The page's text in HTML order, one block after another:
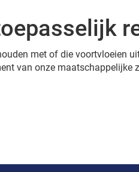
met of die voortvloeien
van onze maatschappelijke